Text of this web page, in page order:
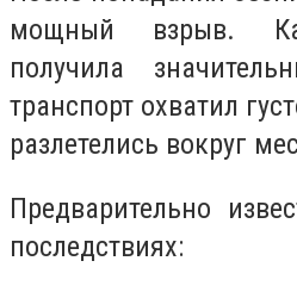
мощный взрыв.
получила
транспорт охватил
разлетелись вокруг
Предварительно
последствиях: